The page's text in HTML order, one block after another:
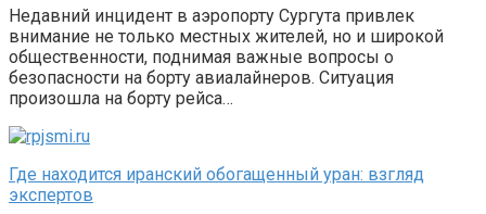
Недавний инцидент в аэропорту Сургута привлек
внимание не только местных жителей, но и широкой
общественности, поднимая важные вопросы о
безопасности на борту авиалайнеров. Ситуация
произошла на борту рейса…
Где находится иранский обогащенный уран: взгляд
экспертов